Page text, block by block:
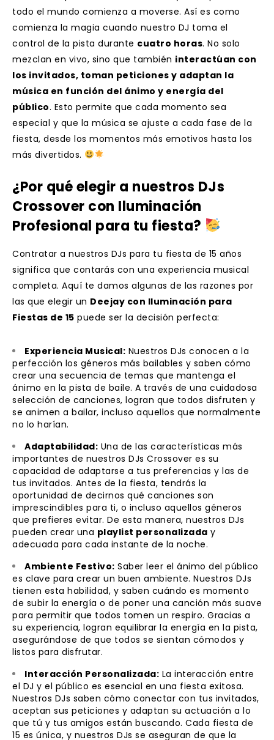
todo el mundo comienza a moverse. Así es como
comienza la magia cuando nuestro DJ toma el
control de la pista durante cuatro horas. No solo
mezclan en vivo, sino que también interactúan con
los invitados, toman peticiones y adaptan la
música en función del ánimo y energía del
público. Esto permite que cada momento sea
especial y que la música se ajuste a cada fase de la
fiesta, desde los momentos más emotivos hasta los
más divertidos.
¿Por qué elegir a nuestros DJs
Crossover con Iluminación
Profesional para tu fiesta?
Contratar a nuestros DJs para tu fiesta de 15 años
significa que contarás con una experiencia musical
completa. Aquí te damos algunas de las razones por
las que elegir un Deejay con Iluminación para
Fiestas de 15 puede ser la decisión perfecta:
Experiencia Musical: Nuestros DJs conocen a la
perfección los géneros más bailables y saben cómo
crear una secuencia de temas que mantenga el
ánimo en la pista de baile. A través de una cuidadosa
selección de canciones, logran que todos disfruten y
se animen a bailar, incluso aquellos que normalmente
no lo harían.
Adaptabilidad: Una de las características más
importantes de nuestros DJs Crossover es su
capacidad de adaptarse a tus preferencias y las de
tus invitados. Antes de la fiesta, tendrás la
oportunidad de decirnos qué canciones son
imprescindibles para ti, o incluso aquellos géneros
que prefieres evitar. De esta manera, nuestros DJs
pueden crear una playlist personalizada y
adecuada para cada instante de la noche.
Ambiente Festivo: Saber leer el ánimo del público
es clave para crear un buen ambiente. Nuestros DJs
tienen esta habilidad, y saben cuándo es momento
de subir la energía o de poner una canción más suave
para permitir que todos tomen un respiro. Gracias a
su experiencia, logran equilibrar la energía en la pista,
asegurándose de que todos se sientan cómodos y
listos para disfrutar.
Interacción Personalizada: La interacción entre
el DJ y el público es esencial en una fiesta exitosa.
Nuestros DJs saben cómo conectar con tus invitados,
aceptan sus peticiones y adaptan su actuación a lo
que tú y tus amigos están buscando. Cada fiesta de
15 es única, y nuestros DJs se aseguran de que la